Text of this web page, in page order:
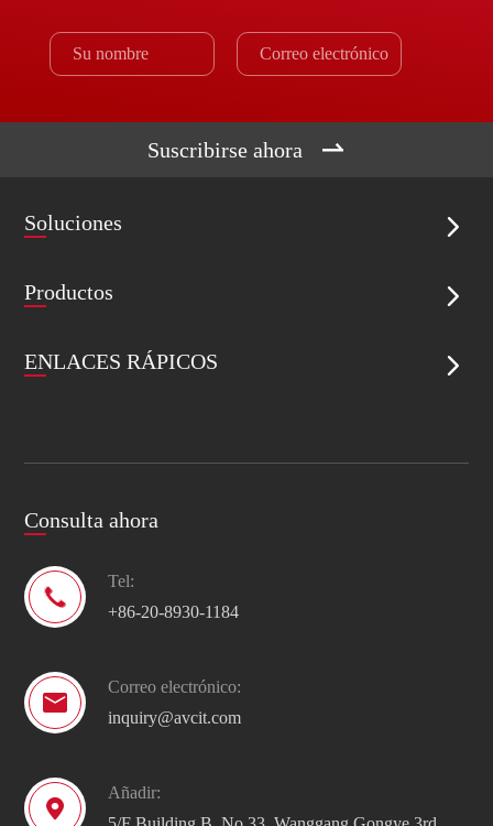
Suscribirse ahora 
Soluciones 
Productos 
ENLACES RÁPICOS 
Consulta ahora

Tel:
+86-20-8930-1184

Correo electrónico:
inquiry@avcit.com

Añadir: